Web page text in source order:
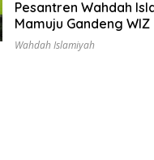
Pesantren Wahdah
Mamuju Gandeng WIZ
Wahdah Islamiyah